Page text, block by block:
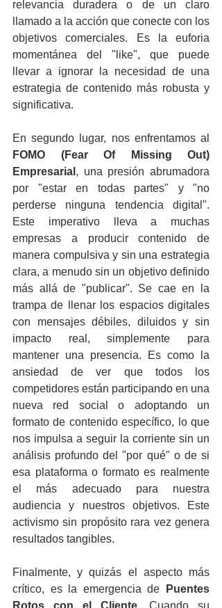
relevancia duradera o de un claro
llamado a la acción que conecte con los
objetivos comerciales. Es la euforia
momentánea del "like", que puede
llevar a ignorar la necesidad de una
estrategia de contenido más robusta y
significativa.
FOMO (Fear Of Missing Out)
Empresarial , una presión abrumadora
por "estar en todas partes" y "no
perderse ninguna tendencia digital".
Este imperativo lleva a muchas
empresas a producir contenido de
manera compulsiva y sin una estrategia
clara, a menudo sin un objetivo definido
más allá de "publicar". Se cae en la
trampa de llenar los espacios digitales
con mensajes débiles, diluidos y sin
impacto real, simplemente para
mantener una presencia. Es como la
ansiedad de ver que todos los
competidores están participando en una
nueva red social o adoptando un
formato de contenido específico, lo que
nos impulsa a seguir la corriente sin un
análisis profundo del "por qué" o de si
esa plataforma o formato es realmente
el más adecuado para nuestra
audiencia y nuestros objetivos. Este
activismo sin propósito rara vez genera
resultados tangibles.
Finalmente, y quizás el aspecto más
crítico, es la emergencia de
Puentes
Rotos con el Cliente . Cuando su